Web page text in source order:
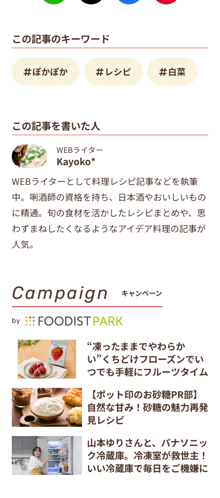
この記事のキーワード
ぽかぽか レシピ 白菜
この記事を書いた人
WEBライター
Kayoko*
WEBライターとして料理レシピ記事などを執筆
中。唎酒師の資格を持ち、日本酒やおいしいもの
に精通。旬の食材を活かしたレシピまとめや、思
わずまねしたくなるようなアイデア料理の記事が
人気。
Campaign キャンペーン
by
“凍ったままでやわらか
い”くちどけフローズンでい
つでも手軽にフルーツタイム
【ポット印のお砂糖PR部】
自然な甘み！砂糖の魅力再発
見レシピ
山本ゆりさんと、パナソニッ
ク冷蔵庫。冷凍室が救世主！
いい冷蔵庫で毎日をご機嫌に